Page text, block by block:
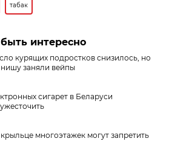
табак
интересно
курящих подростков снизилось, но
заняли вейпы
сигарет в Беларуси
многоэтажек могут запретить